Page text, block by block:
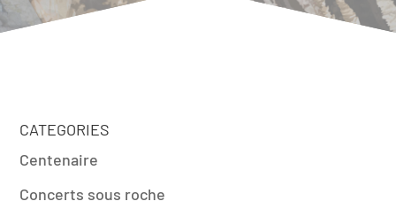
CATEGORIES
Centenaire
Concerts sous roche